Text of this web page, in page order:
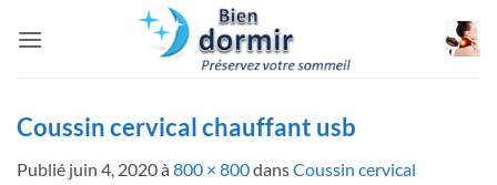
Coussin cervical chauffant usb
Publié juin 4, 2020à 800 × 800dansCoussin cervical